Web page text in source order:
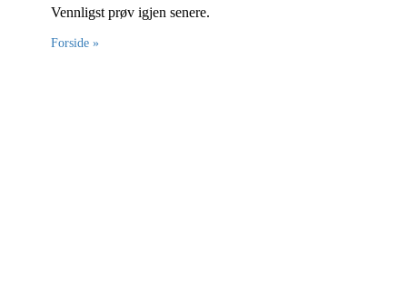
Vennligst prøv igjen senere.
Forside »